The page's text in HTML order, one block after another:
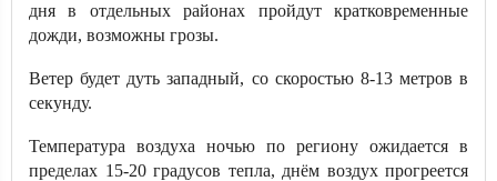
дня в отдельных районах пройдут кратковременные
дожди, возможны грозы.
Ветер будет дуть западный, со скоростью 8-13 метров в
секунду.
Температура воздуха ночью по региону ожидается в
пределах 15-20 градусов тепла, днём воздух прогреется